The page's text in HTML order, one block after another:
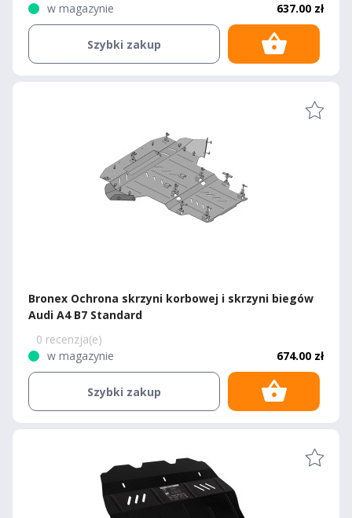
w magazynie
637.00 zł
Szybki zakup
Bronex Ochrona skrzyni korbowej i skrzyni biegów
Audi A4 B7 Standard
0 recenzja(e)
w magazynie
674.00 zł
Szybki zakup